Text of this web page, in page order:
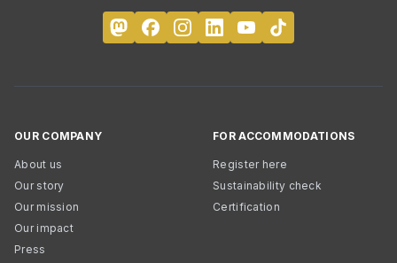
OUR COMPANY
About us
Our story
Our mission
Our impact
Press
FOR ACCOMMODATIONS
Register here
Sustainability check
Certification